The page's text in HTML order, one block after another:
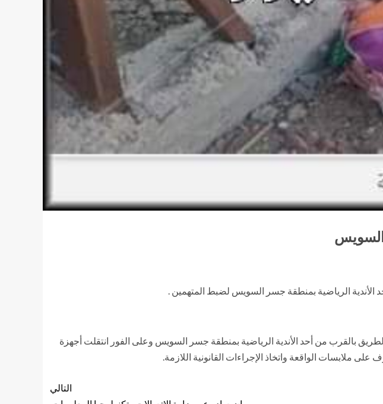
السويس
الرياضية بمنطقة جسر السويس لضبط المتهمين .
بالقرب من أحد الأندية الرياضية بمنطقة جسر السويس وعلى الفور انتقلت أجهزة
ملابسات الواقعة واتخاذ الإجراءات القانونية اللازمة.
التالي